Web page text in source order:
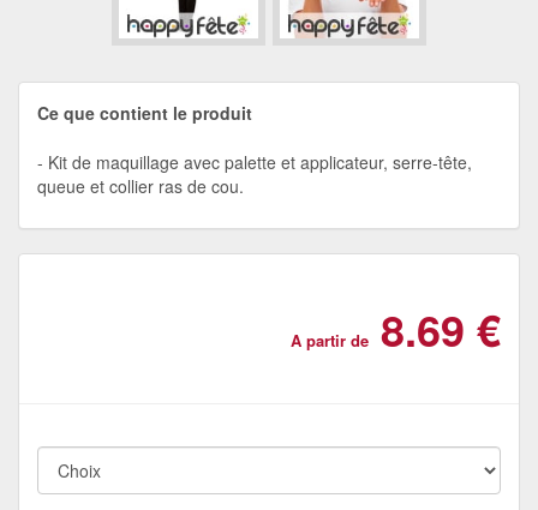
Ce que contient le produit
Kit de maquillage avec palette et applicateur, serre-tête,
queue et collier ras de cou.
A partir de 8.69 €